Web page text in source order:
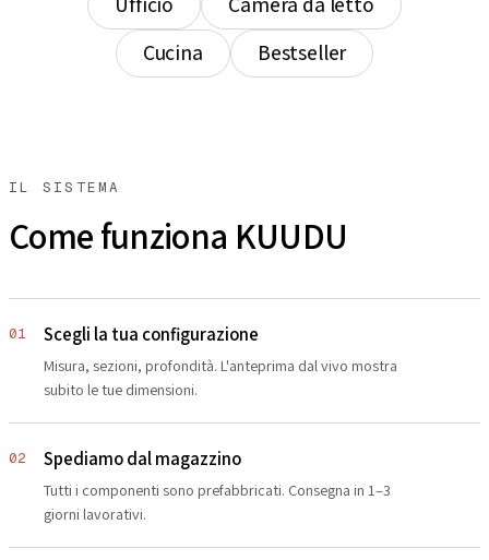
Cucina
Bestseller
IL SISTEMA
Come funziona KUUDU
01 Scegli la tua configurazione
Misura, sezioni, profondità. L'anteprima dal vivo mostra
subito le tue dimensioni.
02 Spediamo dal magazzino
Tutti i componenti sono prefabbricati. Consegna in 1–3
giorni lavorativi.